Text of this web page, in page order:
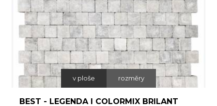
v ploše rozměry
BEST - LEGENDA I COLORMIX BRILANT